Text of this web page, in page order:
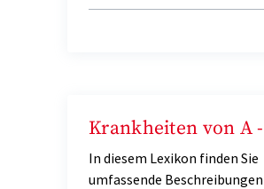
Krankheiten von A
In diesem Lexikon finden Sie
umfassende